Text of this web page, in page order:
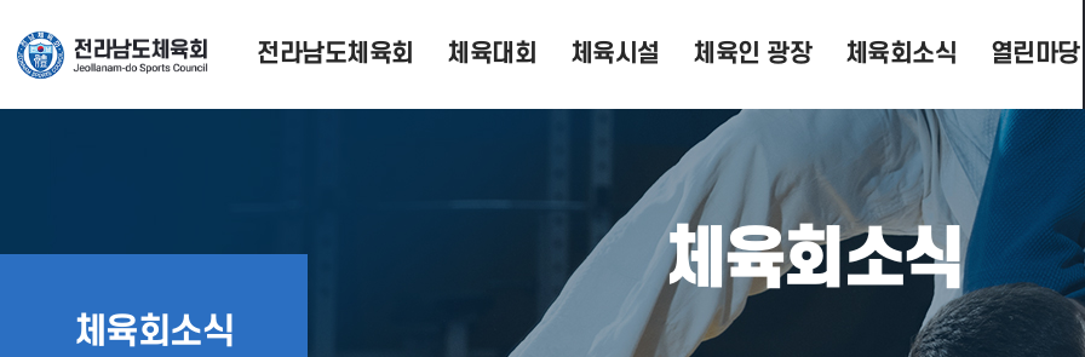
전라남도체육회 체육대회 체육시설 체육인 광장 체육회소식 열린마당
체육회소식
체육회소식